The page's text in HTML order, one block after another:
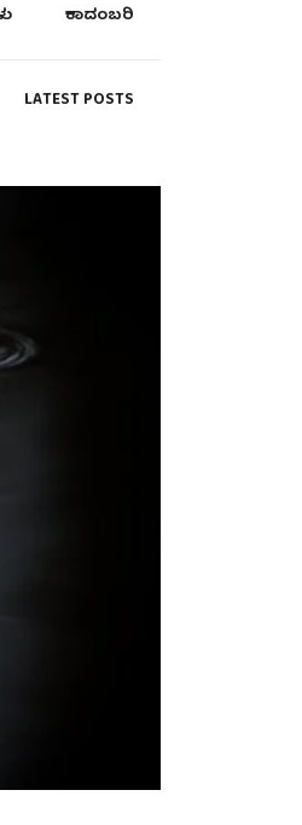
ಕಾದಂಬರಿ
LATEST POSTS